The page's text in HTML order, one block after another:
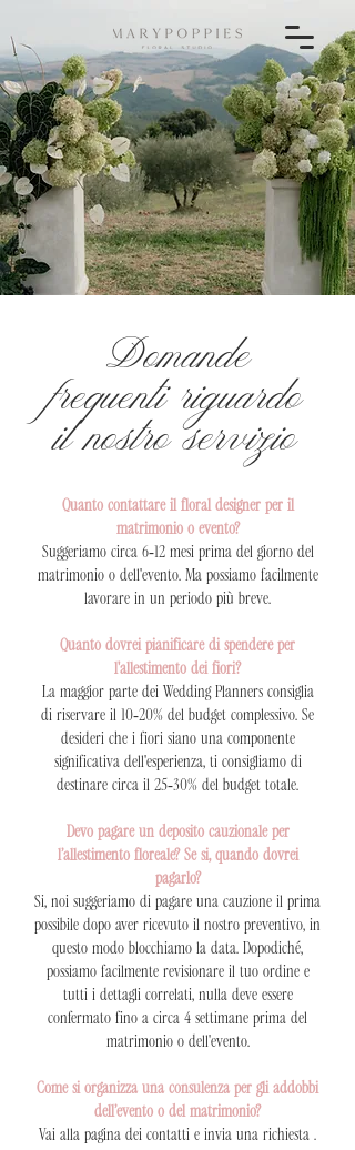
Domande
frequenti riguardo
il nostro servizio
Quanto contattare il floral designer per il
matrimonio o evento?
Suggeriamo circa 6-12 mesi prima del giorno del
matrimonio o dell'evento. Ma possiamo facilmente
lavorare in un periodo più breve.
Quanto dovrei pianificare di spendere per
l'allestimento dei fiori?
La maggior parte dei Wedding Planners consiglia
di riservare il 10-20% del budget complessivo. Se
desideri che i fiori siano una componente
significativa dell'esperienza, ti consigliamo di
destinare circa il 25-30% del budget totale.
Devo pagare un deposito cauzionale per
l’allestimento floreale? Se si, quando dovrei
pagarlo?
Si, noi suggeriamo di pagare una cauzione il prima
possibile dopo aver ricevuto il nostro preventivo, in
questo modo blocchiamo la data. Dopodiché,
possiamo facilmente revisionare il tuo ordine e
tutti i dettagli correlati, nulla deve essere
confermato fino a circa 4 settimane prima del
matrimonio o dell'evento.
Come si organizza una consulenza per gli addobbi
dell’evento o del matrimonio?
Vai alla pagina dei contatti e invia una richiesta .